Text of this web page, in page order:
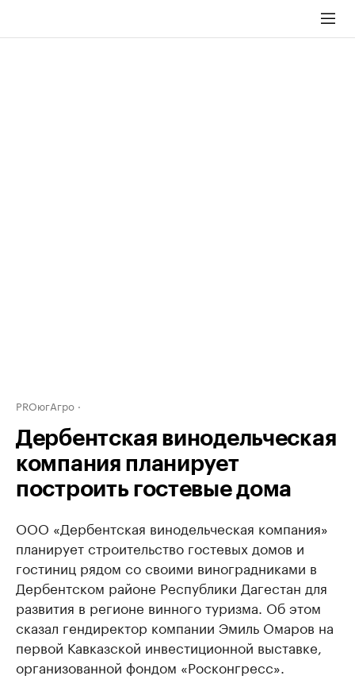
PROюгАгро
Дербентская винодельческая
компания планирует
построить гостевые дома
ООО «Дербентская винодельческая компания»
планирует строительство гостевых домов и
гостиниц рядом со своими виноградниками в
Дербентском районе Республики Дагестан для
развития в регионе винного туризма. Об этом
сказал гендиректор компании Эмиль Омаров на
первой Кавказской инвестиционной выставке,
организованной фондом «Росконгресс».